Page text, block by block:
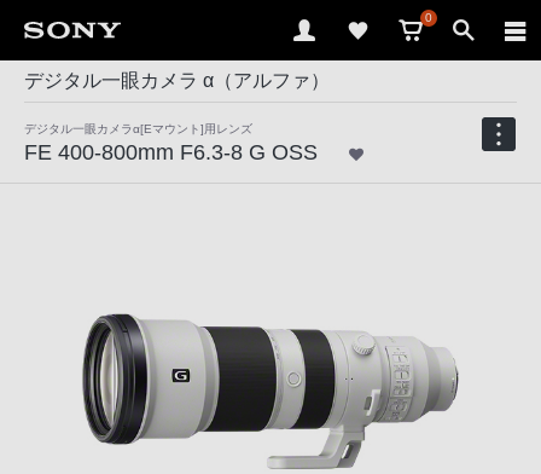
0
デジタル一眼カメラ α（アルファ）
デジタル一眼カメラα[Eマウント]用レンズ
FE 400-800mm F6.3-8 G OSS